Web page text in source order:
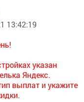
13:42:19
указан
Яндекс.
выплат и укажите